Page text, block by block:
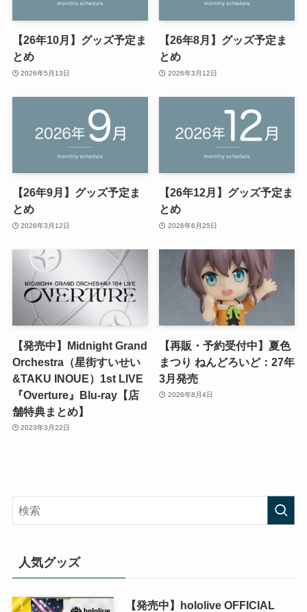
【26年10月】グッズ予定ま
とめ
2026年5月13日
【26年8月】グッズ予定ま
とめ
2026年3月12日
【26年9月】グッズ予定ま
とめ
2026年3月12日
【26年12月】グッズ予定ま
とめ
2026年6月25日
【発売中】Midnight Grand
Orchestra（星街すいせい
&TAKU INOUE）1st LIVE
『Overture』Blu-ray【店
舗特典まとめ】
2023年3月22日
【再販・予約受付中】夏色
まつり ねんどろいど：27年
3月発売
2026年8月4日
人気グッズ
【発売中】hololive OFFICIAL